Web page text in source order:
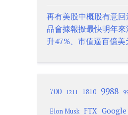
再有美股中概股有意
品會據報擬最快明年
升47%、市值逼百億美
700 1211 1810 9988
Elon Musk FTX Google